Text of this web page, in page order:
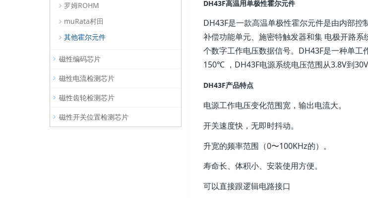
罗姆ROHM
muRata村田
其他霍尔元件
磁性编码芯片
磁性电流检测芯片
磁性齿轮检测芯片
磁性开关位置检测芯片
DH43F高温用单极性霍尔元件
DH43F是一款高温单极性霍尔元件是由内部
补偿功能单元、施密特触发器和集 电极开路
个数字工作电压数据信号。DH43F是一种单
150℃ ，DH43F电源系统电压范围从3.8V到
DH43F产品特点
电源工作电压变化范围宽，输出电流大。
开关速度快，无即时抖动。
升宽的频率范围（0〜100KHz的）。
寿命长、体积小、安装使用方便。
可以直接跟逻辑电路接口